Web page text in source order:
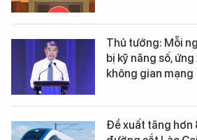
Thủ tướng: Mỗi
bị kỹ năng số,
không gian mạng
Đề xuất tăng hơn